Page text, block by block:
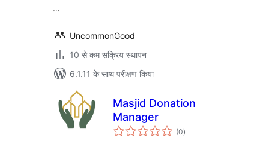
…
UncommonGood
10 से कम सक्रिय स्थापन
6.1.11 के साथ परीक्षण किया
Masjid Donation
Manager
(0कुल
दर)